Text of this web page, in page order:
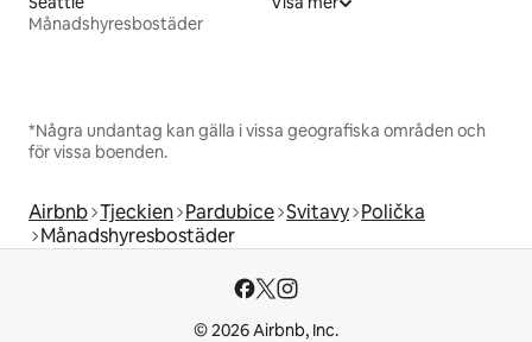
Månadshyresbostäder
*Några undantag kan gälla i vissa geografiska områden och
för vissa boenden.
Airbnb Tjeckien Pardubice Svitavy Polička
Månadshyresbostäder
© 2026 Airbnb, Inc.